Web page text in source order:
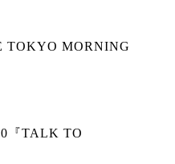
TOKYO MORNING
『TALK TO